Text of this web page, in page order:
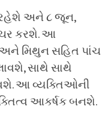
રહેશે અને ૮ જૂન,
કરશે. આ
મિથુન સહિત પાંચ
સાથે સાથે
આ વ્યક્તિઓની
આકર્ષક બનશે.